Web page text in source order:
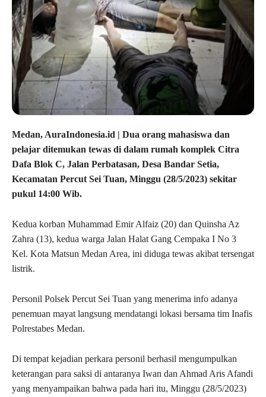
Medan, AuraIndonesia.id | Dua orang mahasiswa dan
pelajar ditemukan tewas di dalam rumah komplek Citra
Dafa Blok C, Jalan Perbatasan, Desa Bandar Setia,
Kecamatan Percut Sei Tuan, Minggu (28/5/2023) sekitar
pukul 14:00 Wib.
Kedua korban Muhammad Emir Alfaiz (20) dan Quinsha Az
Zahra (13), kedua warga Jalan Halat Gang Cempaka I No 3
Kel. Kota Matsun Medan Area, ini diduga tewas akibat tersengat
listrik.
Personil Polsek Percut Sei Tuan yang menerima info adanya
penemuan mayat langsung mendatangi lokasi bersama tim Inafis
Polrestabes Medan.
Di tempat kejadian perkara personil berhasil mengumpulkan
keterangan para saksi di antaranya Iwan dan Ahmad Aris Afandi
yang menyampaikan bahwa pada hari itu, Minggu (28/5/2023)